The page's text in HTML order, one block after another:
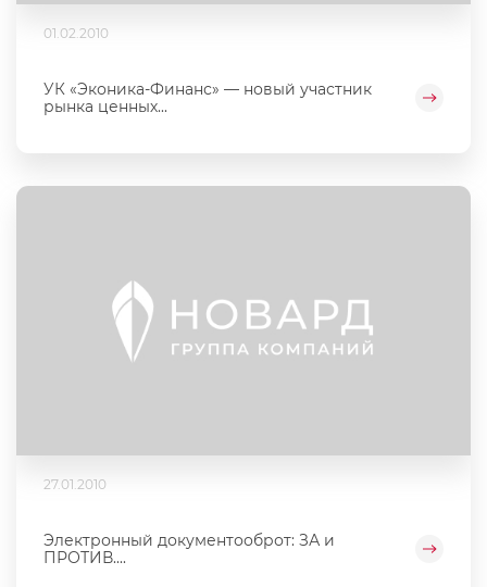
01.02.2010
УК «Эконика-Финанс» — новый участник
рынка ценных...
27.01.2010
Электронный документооброт: ЗА и
ПРОТИВ....